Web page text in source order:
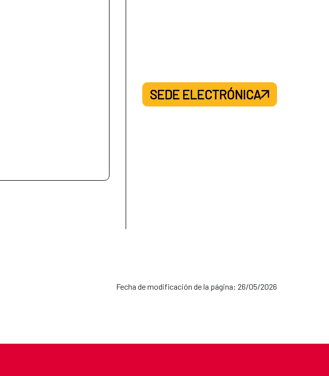
SEDE ELECTRÓNICA
Fecha de modificación de la página: 26/05/2026